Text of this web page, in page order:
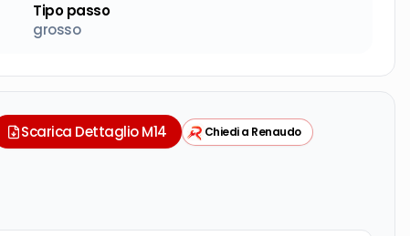
Tipo passo
grosso
Scarica Dettaglio M14 Chiedi a Renaudo